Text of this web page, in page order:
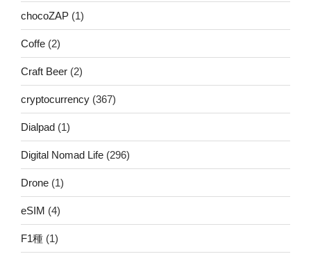
chocoZAP (1)
Coffe (2)
Craft Beer (2)
cryptocurrency (367)
Dialpad (1)
Digital Nomad Life (296)
Drone (1)
eSIM (4)
F1種 (1)